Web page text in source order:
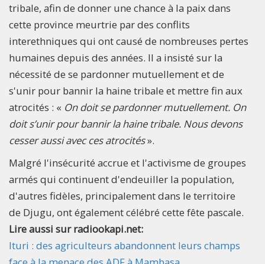
tribale, afin de donner une chance à la paix dans
cette province meurtrie par des conflits
interethniques qui ont causé de nombreuses pertes
humaines depuis des années. Il a insisté sur la
nécessité de se pardonner mutuellement et de
s'unir pour bannir la haine tribale et mettre fin aux
atrocités : « On doit se pardonner mutuellement. On
doit s’unir pour bannir la haine tribale. Nous devons
cesser aussi avec ces atrocités».
Malgré l'insécurité accrue et l'activisme de groupes
armés qui continuent d'endeuiller la population,
d'autres fidèles, principalement dans le territoire
de Djugu, ont également célébré cette fête pascale.
Lire aussi sur radiookapi.net:
Ituri : des agriculteurs abandonnent leurs champs